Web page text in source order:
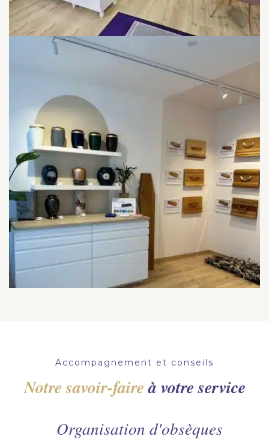
Accompagnement et conseils
Notre savoir-faireà votre service
Organisation d'obsèques